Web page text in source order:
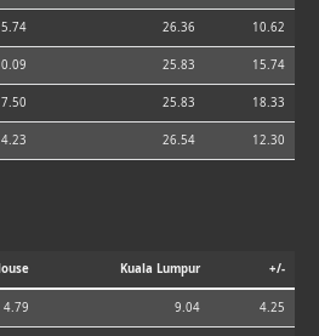
26.36 10.62
25.83 15.74
7.50 25.83 18.33
26.54 12.30
Kuala Lumpur +/-
4.79 9.04 4.25